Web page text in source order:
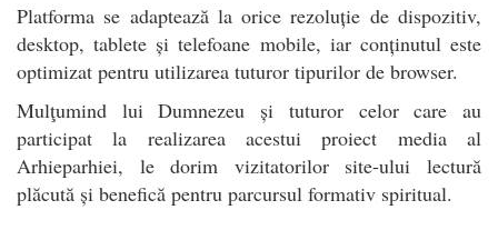
Platforma se adaptează la orice rezoluție de dispozitiv,
desktop, tablete și telefoane mobile, iar conținutul este
optimizat pentru utilizarea tuturor tipurilor de browser.
Mulţumind lui Dumnezeu și tuturor celor care au
participat la realizarea acestui proiect media al
Arhieparhiei, le dorim vizitatorilor site-ului lectură
plăcută și benefică pentru parcursul formativ spiritual.